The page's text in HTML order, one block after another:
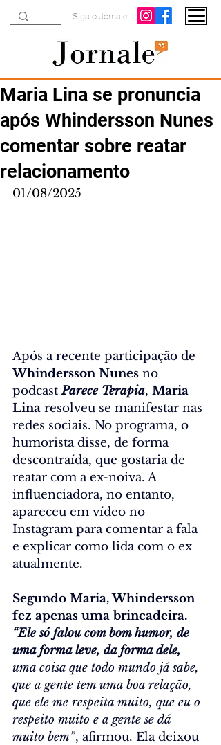
Siga o Jornale
Maria Lina se pronuncia
após Whindersson Nunes
comentar sobre reatar
relacionamento
01/08/2025
Após a recente participação de
Whindersson Nunes no
podcast Parece Terapia, Maria
Lina resolveu se manifestar nas
redes sociais. No programa, o
humorista disse, de forma
descontraída, que gostaria de
reatar com a ex-noiva. A
influenciadora, no entanto,
apareceu em vídeo no
Instagram para comentar a fala
e explicar como lida com o ex
atualmente.
Segundo Maria, Whindersson
fez apenas uma brincadeira.
“Ele só falou com bom humor, de
uma forma leve, da forma dele,
uma coisa que todo mundo já sabe,
que a gente tem uma boa relação,
que ele me respeita muito, que eu o
respeito muito e a gente se dá
muito bem”, afirmou. Ela deixou